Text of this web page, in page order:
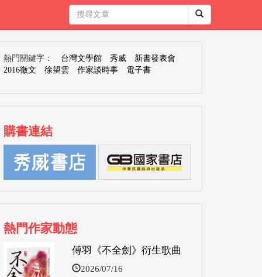
熱門關鍵字： 台灣文學館 秀威
新書發表會
2016徵文
徐望雲 作家談時事 電子書
購書連結
熱門作家動態
傅羽《不全劍》衍生歌曲
2026/07/16